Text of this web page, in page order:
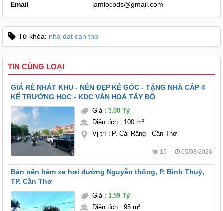
Email
lamlocbds@gmail.com
Từ khóa: nha dat can tho
TIN CÙNG LOẠI
GIÁ RẺ NHẤT KHU - NỀN ĐẸP KỀ GÓC - TẶNG NHÀ CẤP 4
KẾ TRƯỜNG HỌC - KDC VĂN HOÁ TÂY ĐÔ
Giá: 3,00 Tỷ
Diện tích: 100 m²
Vị trí: P. Cái Răng - Cần Thơ
15 - 05/08/2026
Bán nền hẻm xe hơi đường Nguyễn thông, P. Bình Thuỷ,
TP. Cần Thơ
Giá: 1,59 Tỷ
Diện tích: 95 m²